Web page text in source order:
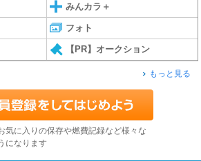
みんカラ＋
フォト
【PR】オークション
もっと見る
気に入りの保存や燃費記録など様々な
になります